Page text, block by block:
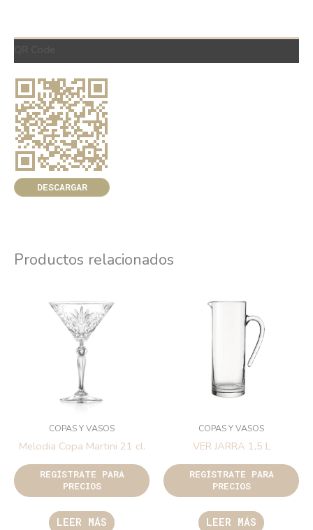
DESCARGAR
Productos relacionados
COPAS Y VASOS
Melodia Copa Martini 21 cl.
REGÍSTRATE PARA
PRECIOS
LEER MÁS
COPAS Y VASOS
VER JARRA 1,5 L
REGÍSTRATE PARA
PRECIOS
LEER MÁS